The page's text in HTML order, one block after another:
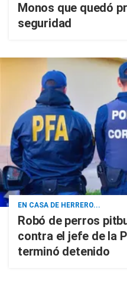
Monos que quedó
seguridad
EN CASA DE HERRERO...
Robó de perros
contra el jefe de la
terminó detenido